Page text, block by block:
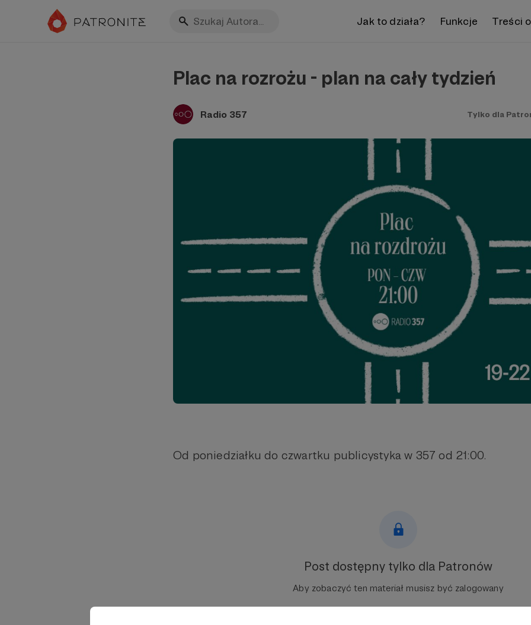
Jak to działa? Funkcje Treści
Plac na rozrożu - plan na cały tydzień
Radio 357 Tylko dla
Od poniedziałku do czwartku publicystyka w 357 od 21:00.
Post dostępny tylko dla Patronów
Aby zobaczyć ten materiał musisz być zalogowany